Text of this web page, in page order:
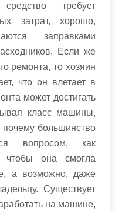
требует
затрат, хорошо,
заправками
Если же
ремонта, то хозяин
что он влетает в
может достигать
класс машины,
почему большинство
вопросом, как
чтобы она смогла
а возможно, даже
Существует
на машине,